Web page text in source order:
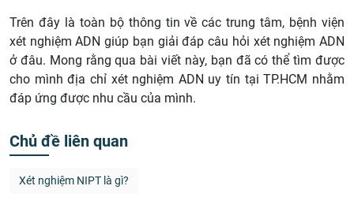
Trên đây là toàn bộ thông tin về các trung tâm, bệnh viện
xét nghiệm ADN giúp bạn giải đáp câu hỏi xét nghiệm ADN
ở đâu. Mong rằng qua bài viết này, bạn đã có thể tìm được
cho mình địa chỉ xét nghiệm ADN uy tín tại TP.HCM nhằm
đáp ứng được nhu cầu của mình.
Chủ đề liên quan
Xét nghiệm NIPT là gì?